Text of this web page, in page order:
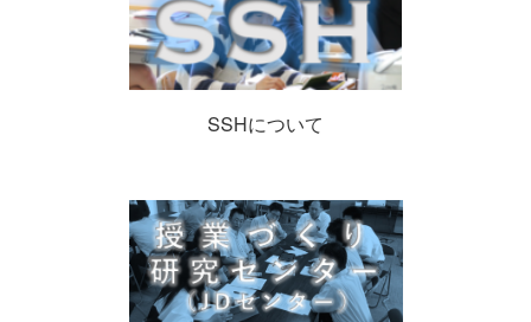
SSHについて